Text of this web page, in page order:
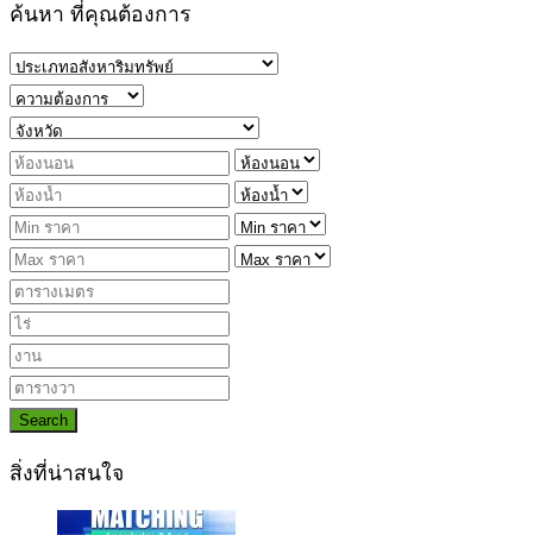
ค้นหา ที่คุณต้องการ
Search
สิ่งที่น่าสนใจ